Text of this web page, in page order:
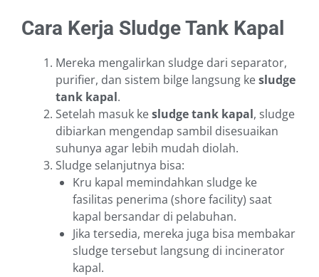
Cara Kerja Sludge Tank Kapal
Mereka mengalirkan sludge dari separator,
purifier, dan sistem bilge langsung kesludge
tank kapal.
Setelah masuk kesludge tank kapal, sludge
dibiarkan mengendap sambil disesuaikan
suhunya agar lebih mudah diolah.
Sludge selanjutnya bisa:
Kru kapal memindahkan sludge ke
fasilitas penerima (shore facility) saat
kapal bersandar di pelabuhan.
Jika tersedia, mereka juga bisa membakar
sludge tersebut langsung di incinerator
kapal.